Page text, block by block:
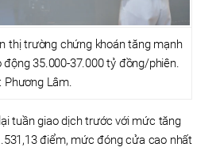
thị trường chứng khoán tăng mạnh
động 35.000-37.000 tỷ đồng/phiên.
Phương Lâm.
tuần giao dịch trước với mức tăng
điểm, mức đóng cửa cao nhất